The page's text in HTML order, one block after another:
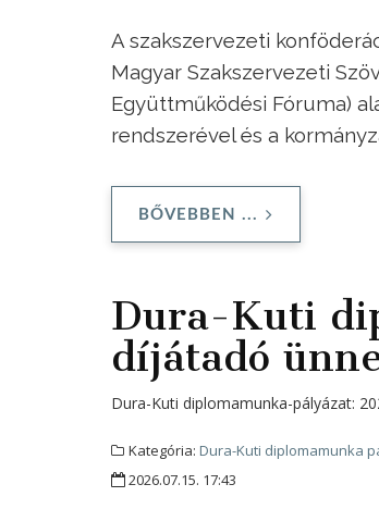
A szakszervezeti
Magyar Szakszervezeti
Együttműködési Fóruma)
rendszerével és a
BŐVEBBEN ...
Dura-Kuti
díjátadó
Dura-Kuti diplomamunka-pályázat:
Kategória: Dura-Kuti diplomamunka
2026.07.15. 17:43